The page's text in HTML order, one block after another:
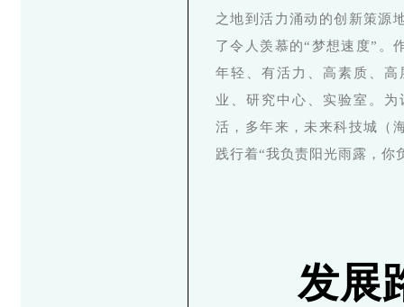
之地到活力涌动的创新策源
了令人羡慕的“梦想速度”。
年轻、有活力、高素质、
业、研究中心、实验室。
活，多年来，未来科技城（
践行着“我负责阳光雨露，你
发展